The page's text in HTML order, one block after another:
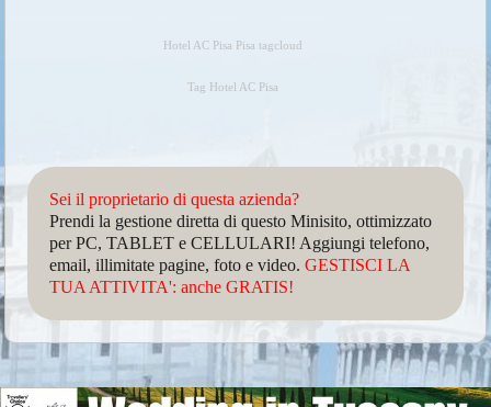
Hotel AC Pisa Pisa tagcloud
Tag Hotel AC Pisa
Sei il proprietario di questa azienda?
Prendi la gestione diretta di questo Minisito, ottimizzato
per PC, TABLET e CELLULARI! Aggiungi telefono,
email, illimitate pagine, foto e video.GESTISCI LA
TUA ATTIVITA': anche GRATIS!